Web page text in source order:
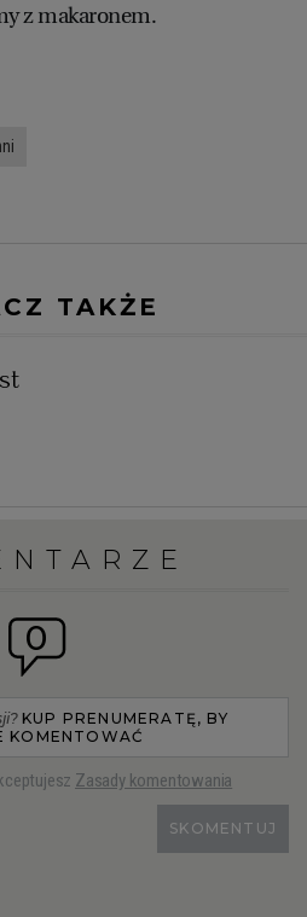
z makaronem.
TAKŻE
0
KUP PRENUMERATĘ, BY
KOMENTOWAĆ
Zasady komentowania
SKOMENTUJ